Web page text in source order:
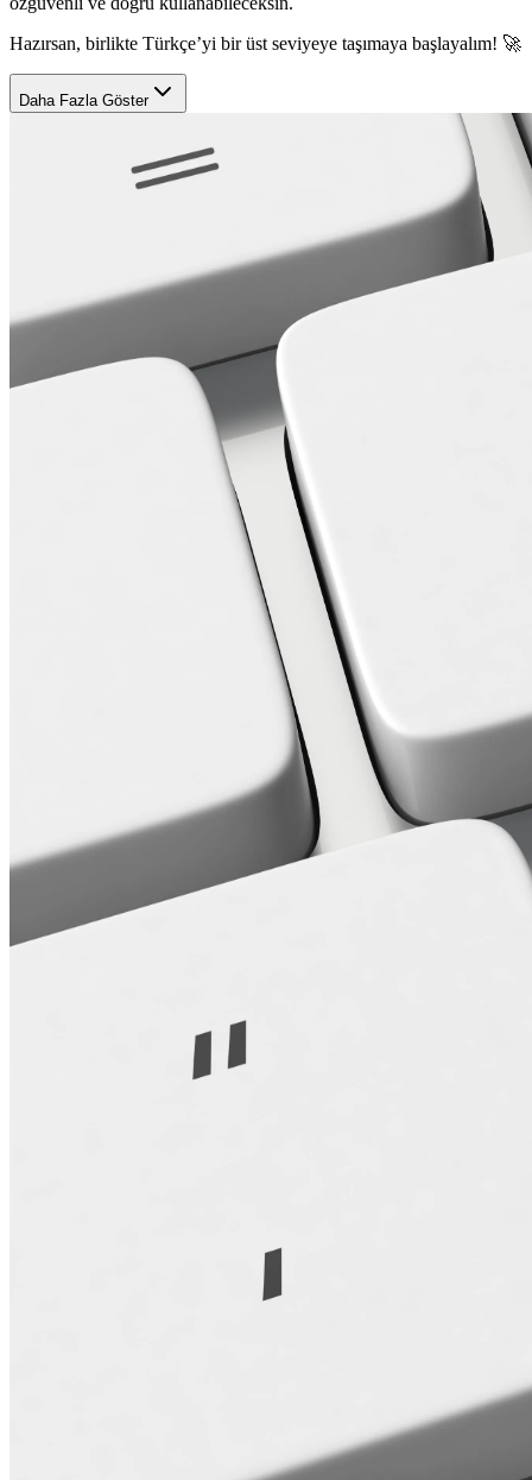
Hazırsan, birlikte Türkçe’yi bir üst seviyeye taşımaya başlayalım! 🚀
Daha Fazla Göster